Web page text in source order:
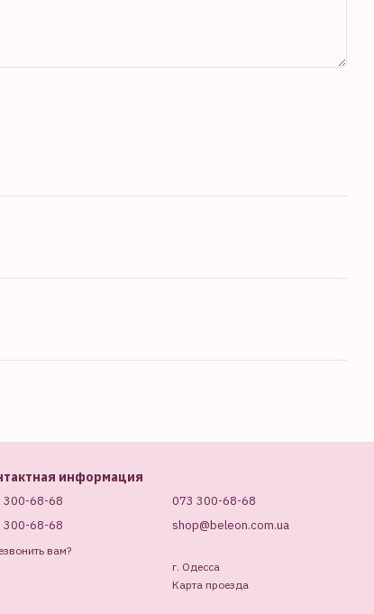
информация
300-68-68
300-68-68
вам?
073 300-68-68
shop@beleon.com.ua
г. Одесса
Карта проезда